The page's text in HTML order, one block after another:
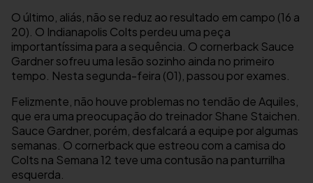
O último, aliás, não se reduz ao resultado em campo (16 a
20). O Indianapolis Colts perdeu uma peça
importantíssima para a sequência. O cornerback Sauce
Gardner sofreu uma lesão sozinho ainda no primeiro
tempo. Nesta segunda-feira (01), passou por exames.
Felizmente, não houve problemas no tendão de Aquiles,
que era uma preocupação do treinador Shane Staichen.
Sauce Gardner, porém, desfalcará a equipe por algumas
semanas. O cornerback que estreou com a camisa do
Colts na Semana 12 teve uma contusão na panturrilha
esquerda.